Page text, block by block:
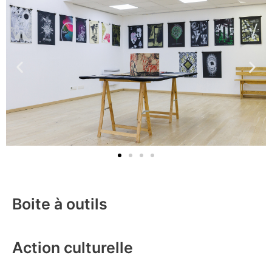
Boite à outils
Action culturelle